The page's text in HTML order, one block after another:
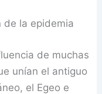
de la epidemia
de muchas
unían el antiguo
el Egeo e